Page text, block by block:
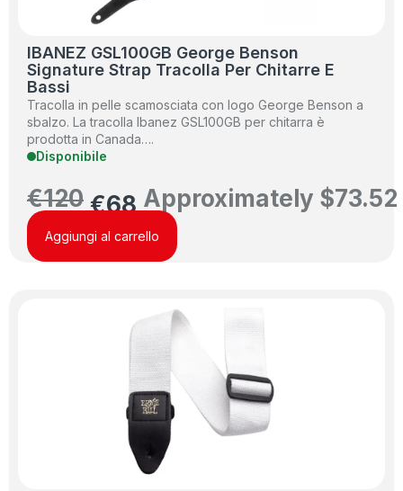
IBANEZ GSL100GB George Benson
Signature Strap Tracolla Per Chitarre E
Bassi
Tracolla in pelle scamosciata con logo George Benson a
sbalzo. La tracolla Ibanez GSL100GB per chitarra è
prodotta in Canada….
Disponibile
€120 €68 Approximately $73.52
Aggiungi al carrello